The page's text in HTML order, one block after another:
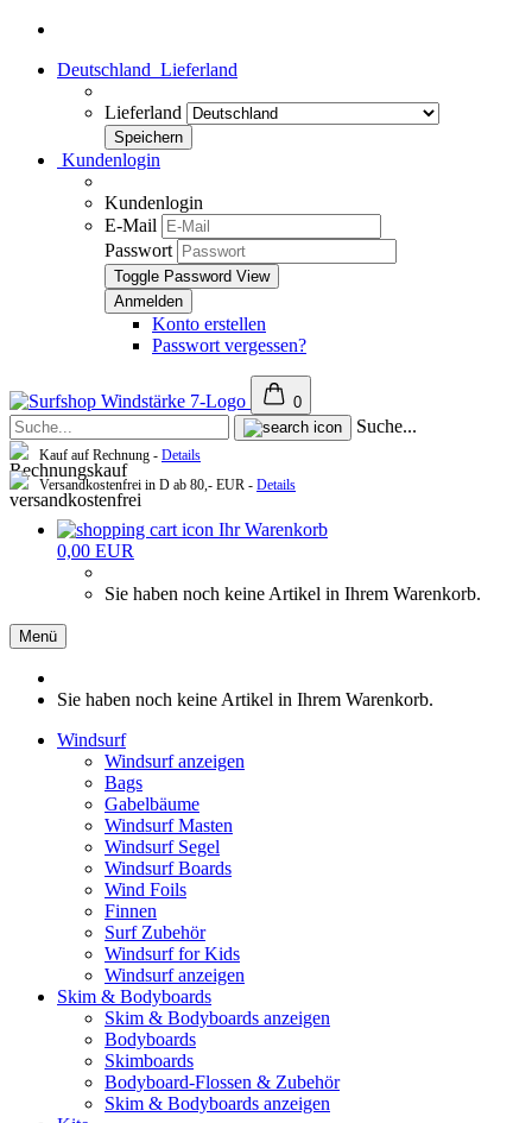
Deutschland Lieferland
Lieferland
Kundenlogin
Kundenlogin
E-Mail
Passwort
Toggle Password View
Konto erstellen
Passwort vergessen?
0
Suche...
Kauf auf Rechnung - Details
Versandkostenfrei in D ab 80,- EUR - Details
Ihr Warenkorb
0,00 EUR
Sie haben noch keine Artikel in Ihrem Warenkorb.
Menü
Sie haben noch keine Artikel in Ihrem Warenkorb.
Windsurf
Windsurf anzeigen
Bags
Gabelbäume
Windsurf Masten
Windsurf Segel
Windsurf Boards
Wind Foils
Finnen
Surf Zubehör
Windsurf for Kids
Windsurf anzeigen
Skim & Bodyboards
Skim & Bodyboards anzeigen
Bodyboards
Skimboards
Bodyboard-Flossen & Zubehör
Skim & Bodyboards anzeigen